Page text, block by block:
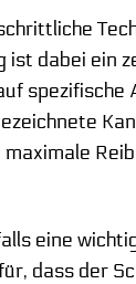
ist dabei
eine
dass der